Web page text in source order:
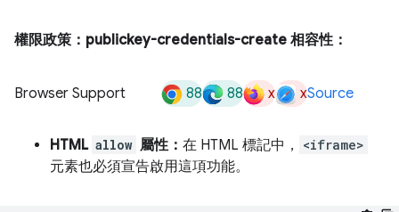
權限政策：publickey-credentials-create 相容性：
Browser Support 88 88 x xSource
HTML allow 屬性： 在 HTML 標記中， <iframe>
元素也必須宣告啟用這項功能。